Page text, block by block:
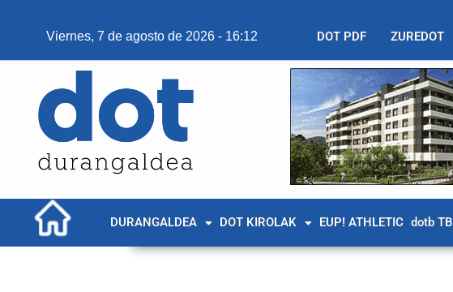
Viernes, 7 de agosto de 2026 - 16:12 DOT PDF ZUREDOT
DURANGALDEA DOT KIROLAK EUP! ATHLETIC dotb TB